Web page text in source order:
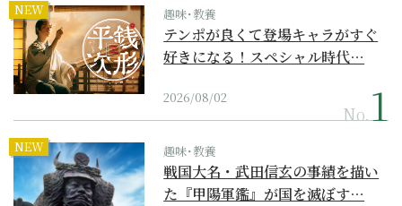
NEW 趣味･教養
テンポが良くて登場キャラがすぐ
好きになる！スペシャル時代…
2026/08/02
No.
NEW 趣味･教養
戦国大名・武田信玄の事績を描い
た『甲陽軍鑑』が国を滅ぼす…